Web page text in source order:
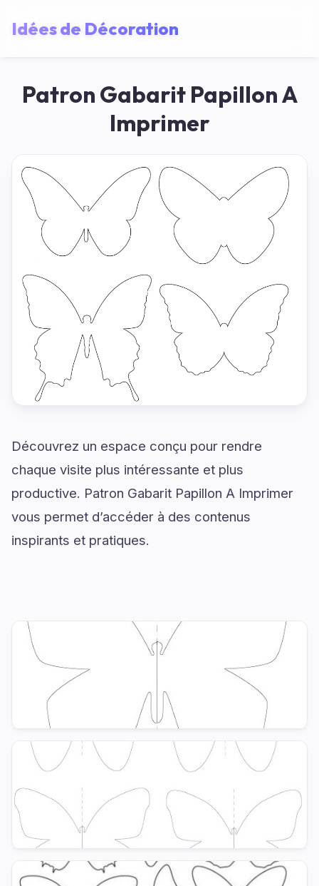
Idées de Décoration
Patron Gabarit Papillon A
Imprimer
Découvrez un espace conçu pour rendre
chaque visite plus intéressante et plus
productive. Patron Gabarit Papillon A Imprimer
vous permet d’accéder à des contenus
inspirants et pratiques.